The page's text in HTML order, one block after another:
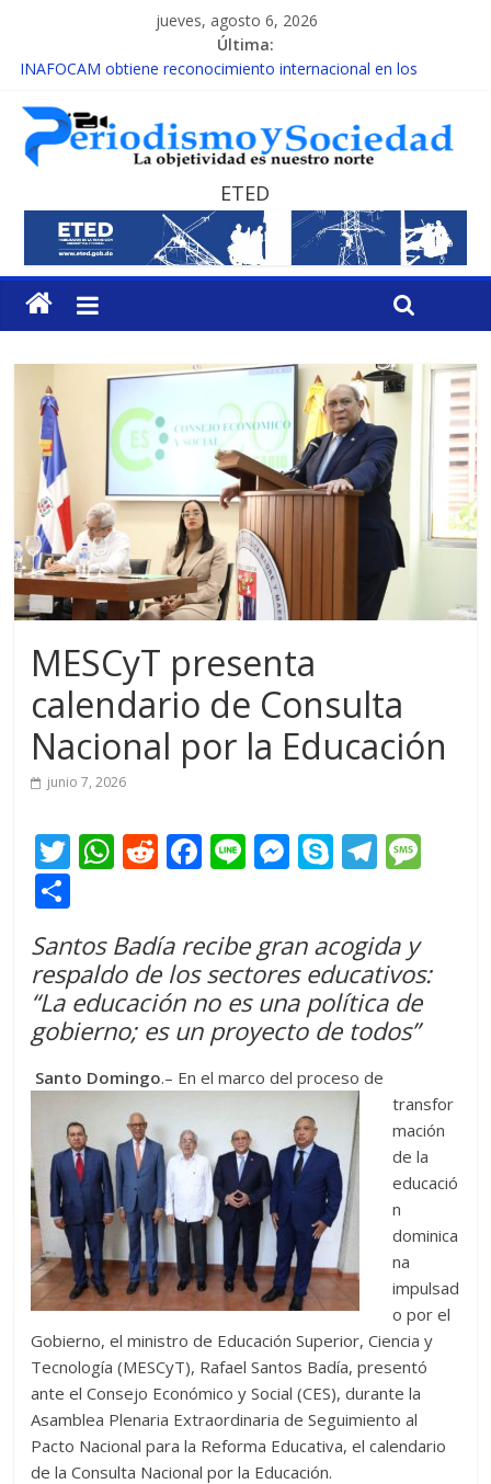
jueves, agosto 6, 2026
Última:
INAFOCAM obtiene reconocimiento internacional en los
15 de febrero de cada año es Día Nacional de la lucha contra el
cáncer infantil
EL ENFOQUE UNILATERAL DE LA COALICIÓN
MESCyT y Universidad Albizu apoyarán rehabilitación de
reclusos
MESCyT presenta calendario de Consulta Nacional por la
Educación
ETED
MESCyT presenta
calendario de Consulta
Nacional por la Educación
junio 7, 2026
T
er
W
s
A
p
p
R
di
t
F
b
o
o
k
Li M
e
n
g
er
S
p
e
T
gr
a
m
a
g
e
o
m
p
ar
ti
r
Santos Badía recibe gran acogida y
respaldo de los sectores educativos:
“La educación no es una política de
gobierno; es un proyecto de todos”
Santo Domingo.– En el marco del proceso de
transfor
mación
de la
educació
n
dominica
na
impulsad
o por el
Gobierno, el ministro de Educación Superior, Ciencia y
Tecnología (MESCyT), Rafael Santos Badía, presentó
ante el Consejo Económico y Social (CES), durante la
Asamblea Plenaria Extraordinaria de Seguimiento al
Pacto Nacional para la Reforma Educativa, el calendario
de la Consulta Nacional por la Educación.